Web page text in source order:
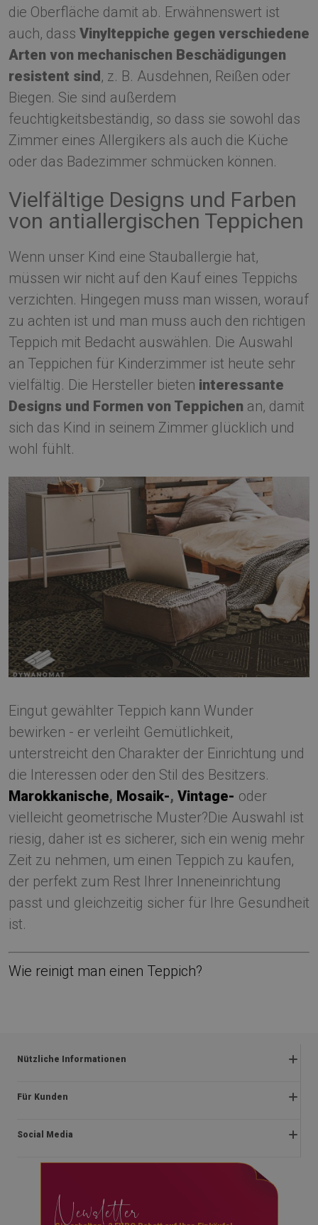
die Oberfläche damit ab. Erwähnenswert ist
auch, dass Vinylteppiche gegen verschiedene
Arten von mechanischen Beschädigungen
resistent sind, z. B. Ausdehnen, Reißen oder
Biegen. Sie sind außerdem
feuchtigkeitsbeständig, so dass sie sowohl das
Zimmer eines Allergikers als auch die Küche
oder das Badezimmer schmücken können.
Vielfältige Designs und Farben
von antiallergischen Teppichen
Wenn unser Kind eine Stauballergie hat,
müssen wir nicht auf den Kauf eines Teppichs
verzichten. Hingegen muss man wissen, worauf
zu achten ist und man muss auch den richtigen
Teppich mit Bedacht auswählen. Die Auswahl
an Teppichen für Kinderzimmer ist heute sehr
vielfältig. Die Hersteller bieten interessante
Designs und Formen von Teppichen an, damit
sich das Kind in seinem Zimmer glücklich und
wohl fühlt.
Eingut gewählter Teppich kann Wunder
bewirken - er verleiht Gemütlichkeit,
unterstreicht den Charakter der Einrichtung und
die Interessen oder den Stil des Besitzers.
Marokkanische, Mosaik-, Vintage- oder
vielleicht geometrische Muster?Die Auswahl ist
riesig, daher ist es sicherer, sich ein wenig mehr
Zeit zu nehmen, um einen Teppich zu kaufen,
der perfekt zum Rest Ihrer Inneneinrichtung
passt und gleichzeitig sicher für Ihre Gesundheit
ist.
Wie reinigt man einen Teppich?
Nützliche Informationen
Rückgabe und beanstandungen
Datenschutzerklärung
Für Kunden
Impressum
Fragen & Antworten
Social Media
instagram
youtube
Newsletter